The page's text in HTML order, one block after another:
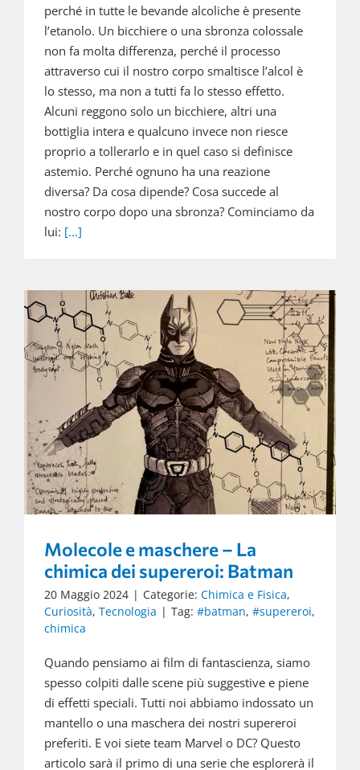
perché in tutte le bevande alcoliche è presente
l’etanolo. Un bicchiere o una sbronza colossale
non fa molta differenza, perché il processo
attraverso cui il nostro corpo smaltisce l’alcol è
lo stesso, ma non a tutti fa lo stesso effetto.
Alcuni reggono solo un bicchiere, altri una
bottiglia intera e qualcuno invece non riesce
proprio a tollerarlo e in quel caso si definisce
astemio. Perché ognuno ha una reazione
diversa? Da cosa dipende? Cosa succede al
nostro corpo dopo una sbronza? Cominciamo da
lui: [...]
Molecole e maschere – La
chimica dei supereroi: Batman
20 Maggio 2024 | Categorie: Chimica e Fisica,
Curiosità, Tecnologia | Tag: #batman, #supereroi,
chimica
Quando pensiamo ai film di fantascienza, siamo
spesso colpiti dalle scene più suggestive e piene
di effetti speciali. Tutti noi abbiamo indossato un
mantello o una maschera dei nostri supereroi
preferiti. E voi siete team Marvel o DC? Questo
articolo sarà il primo di una serie che esplorerà il